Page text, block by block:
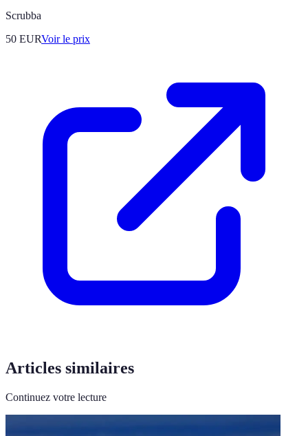
Scrubba
50 EURVoir le prix
Articles similaires
Continuez votre lecture